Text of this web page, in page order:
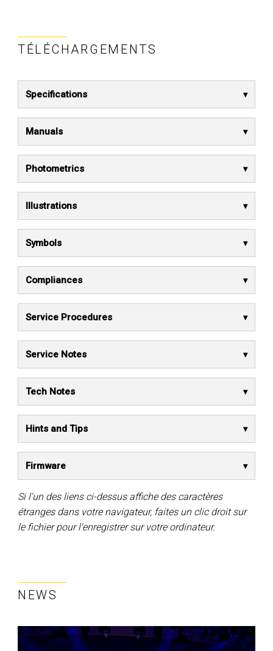
TÉLÉCHARGEMENTS
Specifications
Manuals
Photometrics
Illustrations
Symbols
Compliances
Service Procedures
Service Notes
Tech Notes
Hints and Tips
Firmware
Si l'un des liens ci-dessus affiche des caractères
étranges dans votre navigateur, faites un clic droit sur
le fichier pour l'enregistrer sur votre ordinateur.
NEWS